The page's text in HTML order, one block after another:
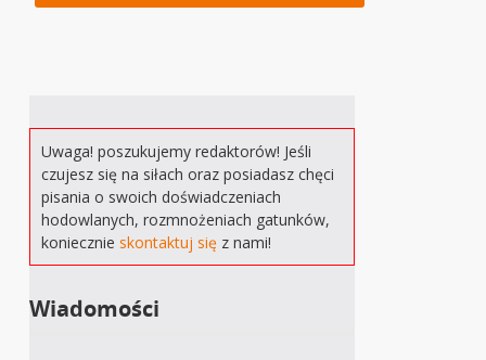
Uwaga! poszukujemy redaktorów! Jeśli
czujesz się na siłach oraz posiadasz chęci
pisania o swoich doświadczeniach
hodowlanych, rozmnożeniach gatunków,
koniecznieskontaktuj się z nami!
Wiadomości